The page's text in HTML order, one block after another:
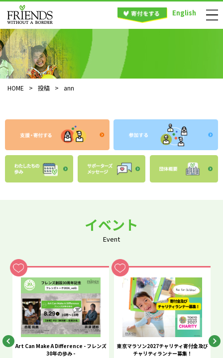
English
HOME > 投稿 > ann
イベント
Event
Art Can Make A Difference - フレンズ
30年の歩み -
東京マラソン2027チャリティ寄付金及び
チャリティランナー募集！